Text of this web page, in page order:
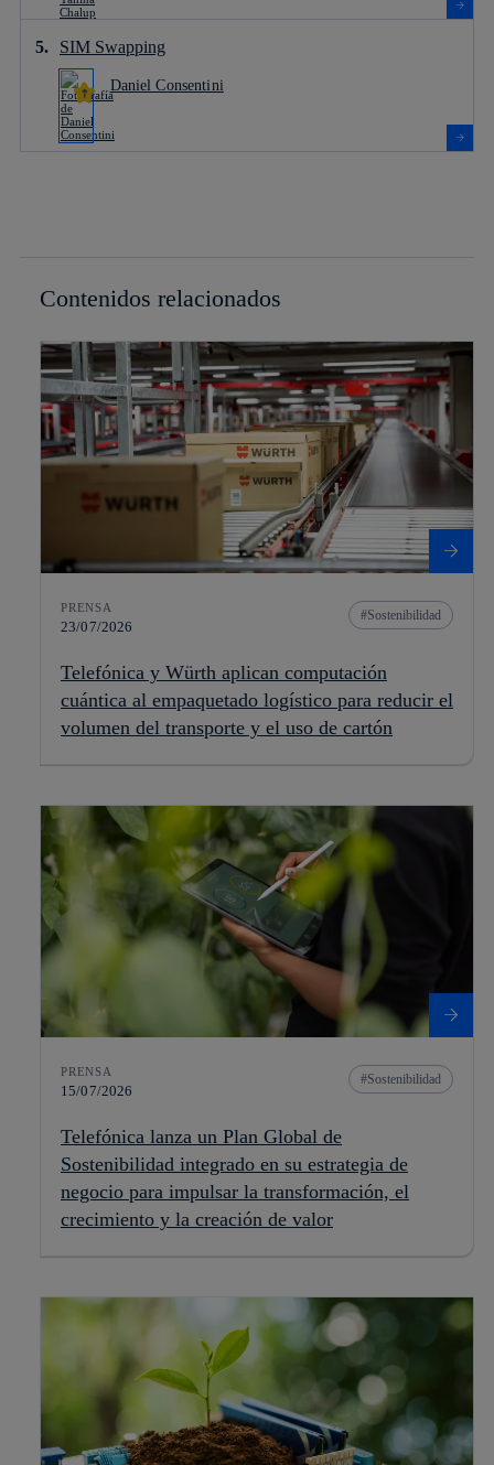
SIM Swapping
Daniel Consentini
Contenidos relacionados
PRENSA
23/07/2026
Sostenibilidad
Telefónica y Würth aplican computación
cuántica al empaquetado logístico para reducir el
volumen del transporte y el uso de cartón
PRENSA
15/07/2026
Sostenibilidad
Telefónica lanza un Plan Global de
Sostenibilidad integrado en su estrategia de
negocio para impulsar la transformación, el
crecimiento y la creación de valor